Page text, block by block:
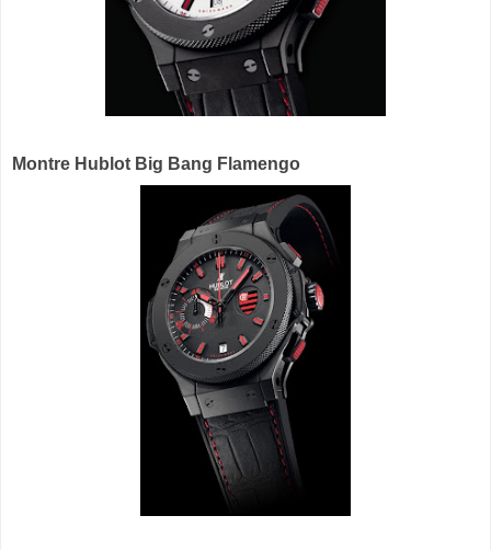
Montre Hublot Big Bang Flamengo